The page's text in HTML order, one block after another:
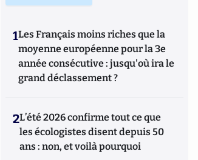
1Les Français moins riches que la
moyenne européenne pour la 3e
année consécutive : jusqu'où ira le
grand déclassement ?
2L’été 2026 confirme tout ce que
les écologistes disent depuis 50
ans : non, et voilà pourquoi